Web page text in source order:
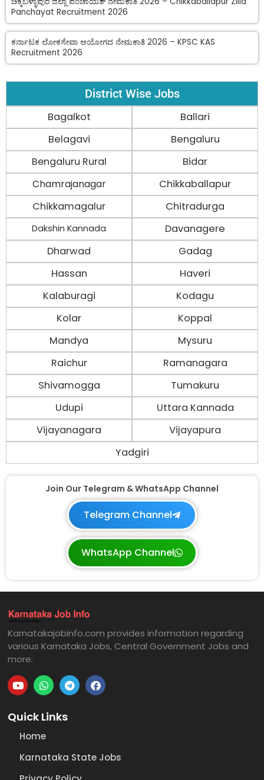
Panchayat Recruitment 2026
ಕರ್ನಾಟಕ ಲೋಕಸೇವಾ ಆಯೋಗದ ನೇಮಕಾತಿ 2026 – KPSC KAS
Recruitment 2026
District Wise Jobs
Bagalkot
Ballari
Belagavi
Bengaluru
Bengaluru Rural
Bidar
Chamrajanagar
Chikkaballapur
Chikkamagalur
Chitradurga
Dakshin Kannada
Davanagere
Dharwad
Gadag
Hassan
Haveri
Kalaburagi
Kodagu
Kolar
Koppal
Mandya
Mysuru
Raichur
Ramanagara
Shivamogga
Tumakuru
Udupi
Uttara Kannada
Vijayanagara
Vijayapura
Yadgiri
Join Our Telegram & WhatsApp Channel
Telegram Channel
WhatsApp Channel
Karnatakajobinfo.com provides information regarding
various Karnataka Jobs, Central Government Jobs and
more.
Quick Links
Home
Karnataka State Jobs